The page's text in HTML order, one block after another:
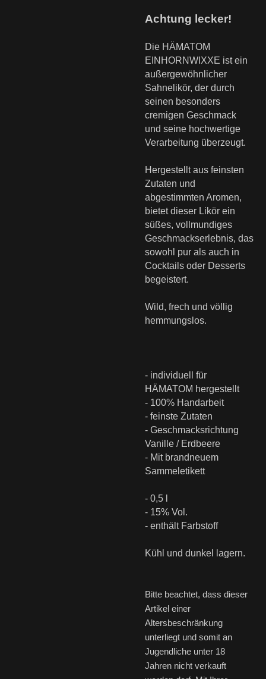
Achtung lecker!
Die HÄMATOM
EINHORNWIXXE ist ein
außergewöhnlicher
Sahnelikör, der durch
seinen besonders
cremigen Geschmack
und seine hochwertige
Verarbeitung überzeugt.
Hergestellt aus feinsten
Zutaten und
abgestimmten Aromen,
bietet dieser Likör ein
süßes, vollmundiges
Geschmackserlebnis, das
sowohl pur als auch in
Cocktails oder Desserts
begeistert.
Wild, frech und völlig
hemmungslos.
- individuell für
HÄMATOM hergestellt
- 100% Handarbeit
- feinste Zutaten
- Geschmacksrichtung
Vanille / Erdbeere
- Mit brandneuem
Sammeletikett
- 0,5 l
- 15% Vol.
- enthält Farbstoff
Kühl und dunkel lagern.
Bitte beachtet, dass dieser
Artikel einer
Altersbeschränkung
unterliegt und somit an
Jugendliche unter 18
Jahren nicht verkauft